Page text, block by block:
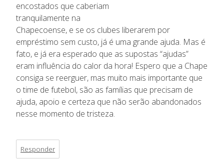
encostados que caberiam
tranquilamente na
Chapecoense, e se os clubes liberarem por
empréstimo sem custo, já é uma grande ajuda. Mas é
fato, e já era esperado que as supostas “ajudas”
eram influência do calor da hora! Espero que a Chape
consiga se reerguer, mas muito mais importante que
o time de futebol, são as famílias que precisam de
ajuda, apoio e certeza que não serão abandonados
nesse momento de tristeza.
Responder